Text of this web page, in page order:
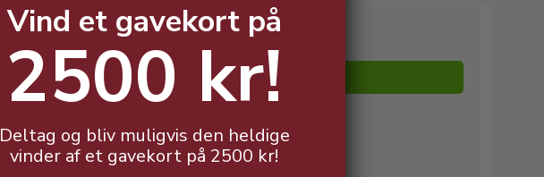
39,00 DKK
Vis produkt
Vind et gavekort på
2500 kr!
Deltag og bliv muligvis den heldige
vinder af et gavekort på 2500 kr!